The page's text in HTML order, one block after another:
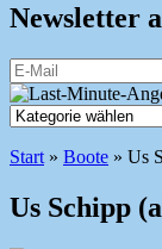
Newsletter
Start » Boote » Us
Us Schipp